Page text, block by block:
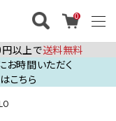
0
以上で送料無料
時間いただく
こちら